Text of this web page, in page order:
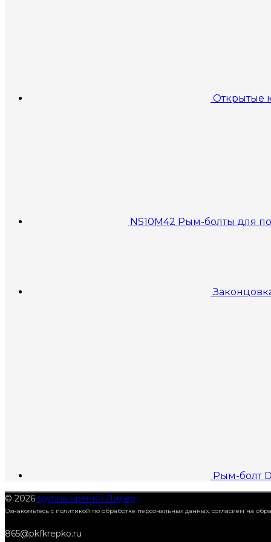
Открытые
NS10M42 Рым-болты для
Рым-болт
© 2026 группа КрепКо Лидер
Ознакомьтесь с политикой по обработке персональных данных, согласием на
865@pkfkrepko.ru